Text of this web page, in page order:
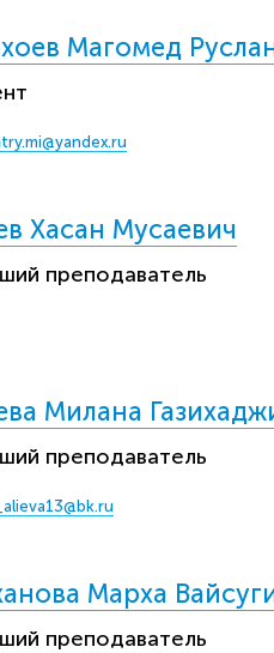
Магомед
Хасан Мусаевич
преподаватель
Милана
преподаватель
Марха
преподаватель